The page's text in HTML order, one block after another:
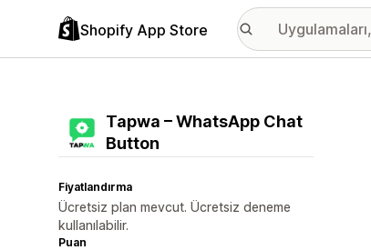
Shopify App Store
Tapwa – WhatsApp Chat
Button
Fiyatlandırma
Ücretsiz plan mevcut. Ücretsiz deneme
kullanılabilir.
Puan